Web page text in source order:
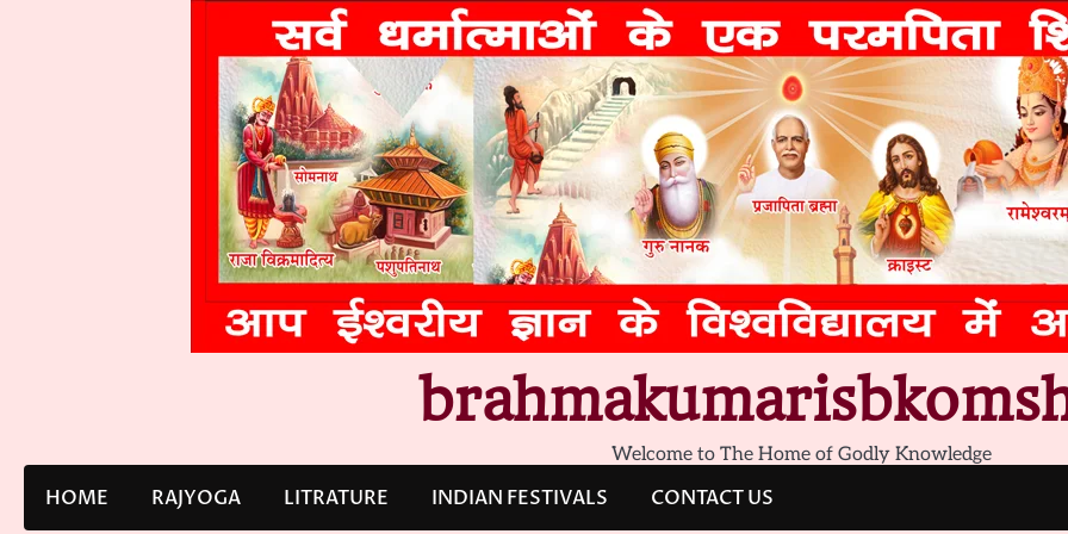
Welcome to The Home of Godly Knowledge
HOME RAJYOGA LITRATURE INDIAN FESTIVALS CONTACT US